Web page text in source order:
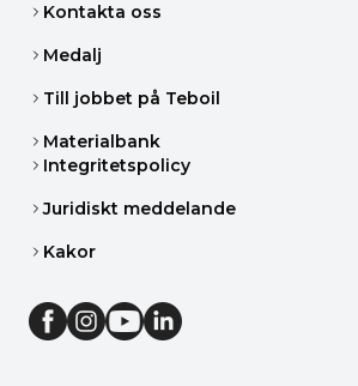
Kontakta oss
Medalj
Till jobbet på Teboil
Materialbank
Integritetspolicy
Juridiskt meddelande
Kakor